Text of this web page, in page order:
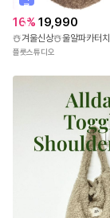
른
출
발
16% 19,990
플룻스튜디오